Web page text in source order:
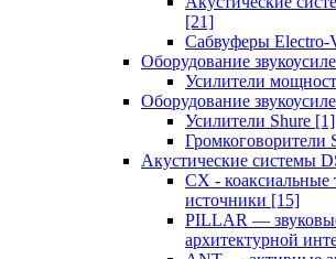
[21]
Сабвуферы Electro-
Оборудование
Усилители
Оборудование
Усилители Shure [1]
Громкоговорители
Акустические системы
CX - коаксиальные
источники [15]
PILLAR —
архитектурной